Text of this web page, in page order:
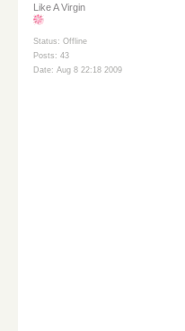
Like A Virgin
Status: Offline
Posts: 43
Date: Aug 8 22:18 2009